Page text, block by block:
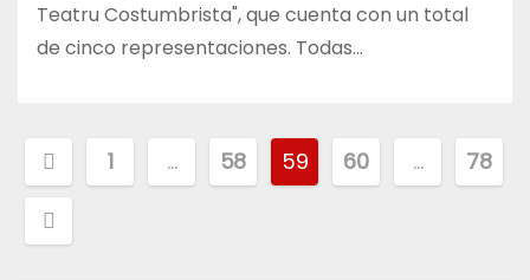
Teatru Costumbrista", que cuenta con un total
de cinco representaciones. Todas…
Paginación
de
entradas
1 … 58 59 60 … 78